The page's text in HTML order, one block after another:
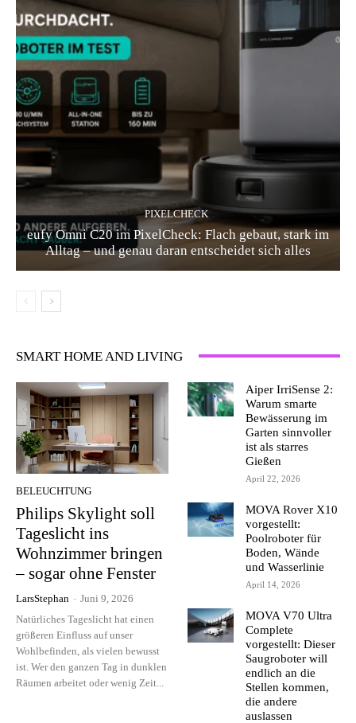
PIXELCHECK
eufy Omni C20 im PixelCheck: Flach gebaut, stark im
Alltag – und genau daran entscheidet sich alles
SMART HOME AND LIVING
BELEUCHTUNG
Philips Skylight soll
Tageslicht ins
Wohnzimmer bringen
– sogar ohne Fenster
LarsStephan - Juni 9, 2026
Natürliches Tageslicht hat einen
größeren Einfluss auf unser
Wohlbefinden, als vielen bewusst
ist. Wer den ganzen Tag in dunklen
Räumen arbeitet oder wenig Zeit...
Aiper IrriSense 2:
Warum smarte
Bewässerung im
Garten sinnvoller
ist als starres
Gießen
April 22, 2026
MOVA Rover X10
vorgestellt:
Poolroboter für
Boden, Wände
und Wasserlinie
April 14, 2026
MOVA V70 Ultra
Complete
vorgestellt: Dieser
Saugroboter will
endlich an die
Stellen kommen,
die andere
auslassen